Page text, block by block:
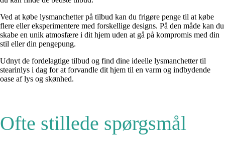
Ved at købe lysmanchetter på tilbud kan du frigøre penge til at købe
flere eller eksperimentere med forskellige designs. På den måde kan du
skabe en unik atmosfære i dit hjem uden at gå på kompromis med din
stil eller din pengepung.
Udnyt de fordelagtige tilbud og find dine ideelle lysmanchetter til
stearinlys i dag for at forvandle dit hjem til en varm og indbydende
oase af lys og skønhed.
Ofte stillede spørgsmål